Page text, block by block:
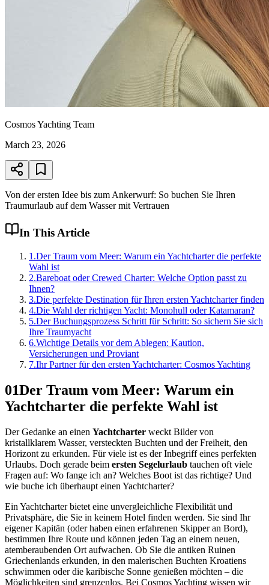
Cosmos Yachting Team
March 23, 2026
Von der ersten Idee bis zum Ankerwurf: So buchen Sie Ihren
Traumurlaub auf dem Wasser mit Vertrauen
In This Article
1 .Der Traum vom Meer: Warum ein Yachtcharter die perfekte
Wahl ist
2.Bareboat oder Crewed Charter: Welche Option passt zu
Ihnen?
3.Die perfekte Destination für Ihren ersten Yachtcharter finden
4.Die Wahl der richtigen Yacht: Monohull oder Katamaran?
5.Der Buchungsprozess Schritt für Schritt: So sichern Sie sich
Ihre Traumyacht
6.Wichtige Details vor dem Ablegen: Kaution,
Versicherungen und Proviant
7.Ihr Partner für den ersten Yachtcharter: Cosmos Yachting
01Der Traum vom Meer: Warum ein
Yachtcharter die perfekte Wahl ist
Der Gedanke an einen Yachtcharter weckt Bilder von
kristallklarem Wasser, versteckten Buchten und der Freiheit, den
Horizont zu erkunden. Für viele ist es der Inbegriff eines perfekten
Urlaubs. Doch gerade beim ersten Segelurlaub tauchen oft viele
Fragen auf: Wo fange ich an? Welches Boot ist das richtige? Und
wie buche ich überhaupt einen Yachtcharter?
Ein Yachtcharter bietet eine unvergleichliche Flexibilität und
Privatsphäre, die Sie in keinem Hotel finden werden. Sie sind Ihr
eigener Kapitän (oder haben einen erfahrenen Skipper an Bord),
bestimmen Ihre Route und können jeden Tag an einem neuen,
atemberaubenden Ort aufwachen. Ob Sie die antiken Ruinen
Griechenlands erkunden, in den malerischen Buchten Kroatiens
schwimmen oder die karibische Sonne genießen möchten – die
Möglichkeiten sind grenzenlos. Bei Cosmos Yachting wissen wir